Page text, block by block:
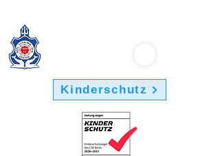
Kinderschutz